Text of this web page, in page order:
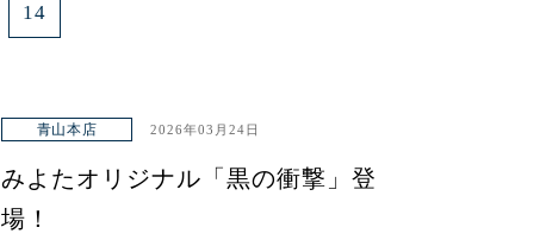
14
青山本店 2026年03月24日
みよたオリジナル「黒の衝撃」登
場！